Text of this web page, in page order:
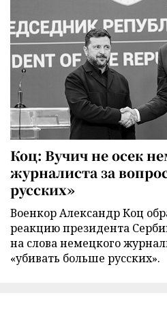
Коц: Вучич не осек
журналиста за
русских»
Военкор Александр Коц
реакцию президента
на слова немецкого
«убивать больше русских».